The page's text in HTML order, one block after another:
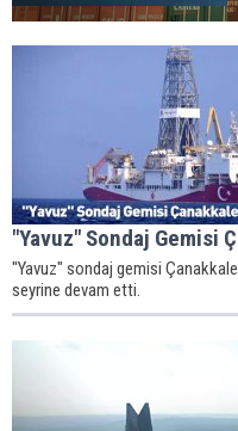
"Yavuz" Sondaj Gemisi
"Yavuz" sondaj gemisi
seyrine devam etti.